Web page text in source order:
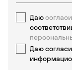
Даю
Даю